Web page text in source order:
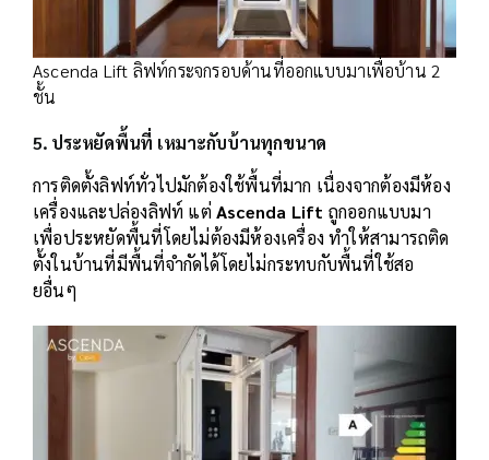
Ascenda Lift ลิฟท์กระจกรอบด้านที่ออกแบบมาเพื่อบ้าน 2
ชั้น
5. ประหยัดพื้นที่ เหมาะกับบ้านทุกขนาด
การติดตั้งลิฟท์ทั่วไปมักต้องใช้พื้นที่มาก เนื่องจากต้องมีห้อง
เครื่องและปล่องลิฟท์ แต่ Ascenda Lift ถูกออกแบบมา
เพื่อประหยัดพื้นที่โดยไม่ต้องมีห้องเครื่อง ทำให้สามารถติด
ตั้งในบ้านที่มีพื้นที่จำกัดได้โดยไม่กระทบกับพื้นที่ใช้สอ
ยอื่นๆ